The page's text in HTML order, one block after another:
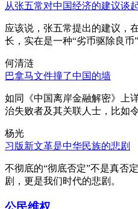
从张五常对中国经济的建议谈
应该说，张五常提出的建议，
长，实在是一种“劣币驱除良币
何清涟
巴拿马文件撞了中国的墙
如同《中国离岸金融解密》上
治失败者及其关联人士，比如
杨光
习版新文革是中华民族的悲剧
不彻底的“彻底否定”不是真否
剧，更是我们时代的悲剧。